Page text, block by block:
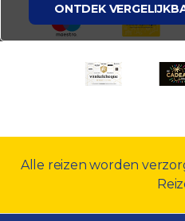
ONTDEK
Alle reizen worden